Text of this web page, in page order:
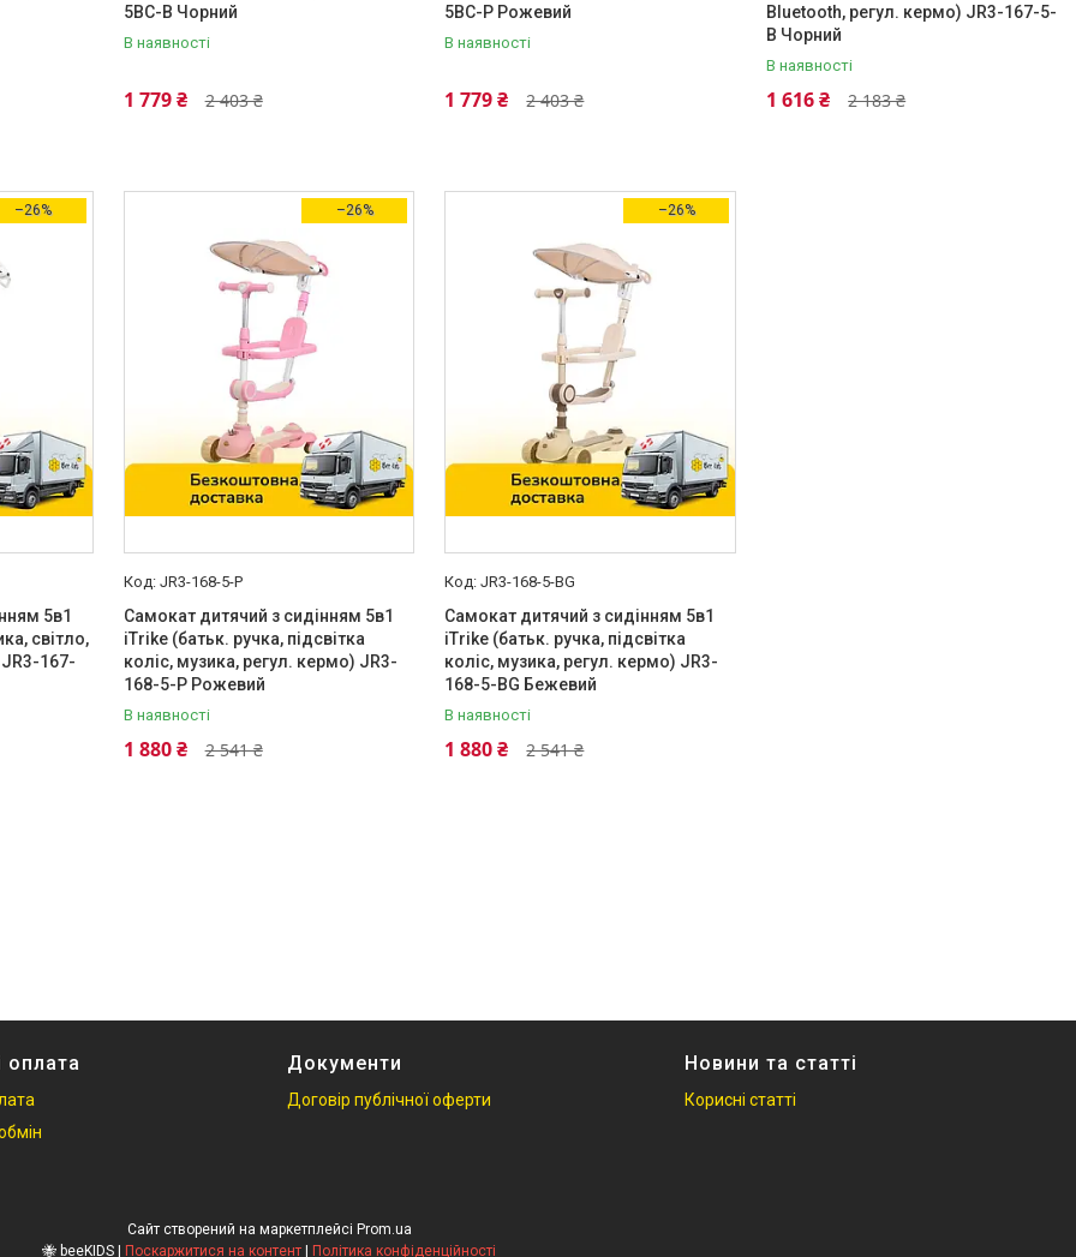
5BC-B Чорний
В наявності
2 403 ₴
1 779 ₴
5BC-P Рожевий
В наявності
2 403 ₴
1 779 ₴
Bluetooth, регул. кермо) JR3-167-5-
B Чорний
В наявності
2 183 ₴
1 616 ₴
–26%
5в1
світло,
167-
–26%
JR3-168-5-P
Самокат дитячий з сидінням 5в1
iTrike (батьк. ручка, підсвітка
коліс, музика, регул. кермо) JR3-
168-5-P Рожевий
В наявності
2 541 ₴
1 880 ₴
–26%
JR3-168-5-BG
Самокат дитячий з сидінням 5в1
iTrike (батьк. ручка, підсвітка
коліс, музика, регул. кермо) JR3-
168-5-BG Бежевий
В наявності
2 541 ₴
1 880 ₴
оплата Документи
Договір публічної оферти
Новини та статті
Корисні статті
Сайт створений на маркетплейсі Prom.ua
Поскаржитися на контент Політика конфіденційності